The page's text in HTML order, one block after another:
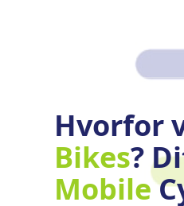
Hvorfor
Bikes?
Mobile